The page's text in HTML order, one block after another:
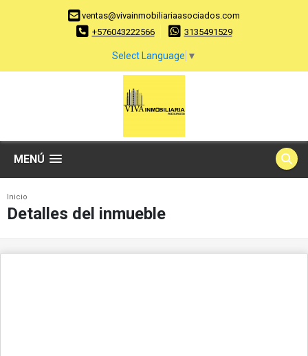
ventas@vivainmobiliariaasociados.com
+576043222566
3135491529
Select Language ▼
MENÚ
Inicio
Detalles del inmueble